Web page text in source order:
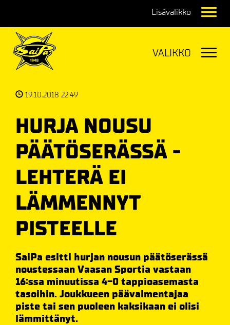
19.10.2018 22:49
HURJA NOUSU
PÄÄTÖSERÄSSÄ -
LEHTERÄ EI
LÄMMENNYT
PISTEELLE
SaiPa esitti hurjan nousun päätöserässä
noustessaan Vaasan Sportia vastaan
16:ssa minuutissa 4-0 tappioasemasta
tasoihin. Joukkueen päävalmentajaa
piste tai sen puoleen kaksikaan ei olisi
lämmittänyt.